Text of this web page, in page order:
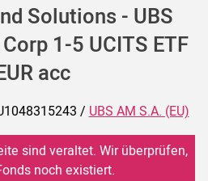
Solutions - UBS
1-5 UCITS ETF
acc
/UBS AM S.A. (EU)
sind veraltet. Wir überprüfen,
noch existiert.